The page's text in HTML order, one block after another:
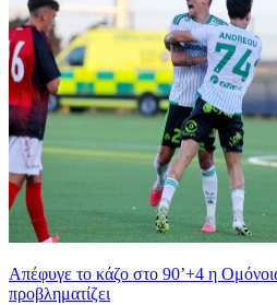
Απέφυγε το κάζο στο 90’+4 η
προβληματίζει